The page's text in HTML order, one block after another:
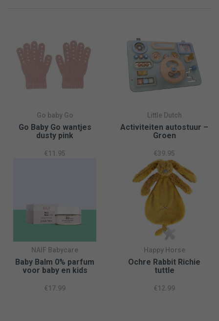
Jouw peuter zal inmiddels oud genoeg zijn om ook zelf te
kunnen aangeven dat hij het te koud of te warm heeft. Voor
de nachtrust is een peuterslaapzak ook nog steeds heel fijn.
Daarmee zorg je ervoor dat het niet afkoelt -en dus wakker
heeft. Slaapzakken zijn tot 110 cm in onze collectie
verkrijgbaar en een zomerse slaapzak is voldoende.
Niet stomen
Go baby Go
Go Baby Go wantjes
dusty pink
€11.95
Little Dutch
Activiteiten autostuur –
Groen
€39.95
NAIF Babycare
Baby Balm 0% parfum
voor baby en kids
€17.99
Happy Horse
Ochre Rabbit Richie
tuttle
€12.99